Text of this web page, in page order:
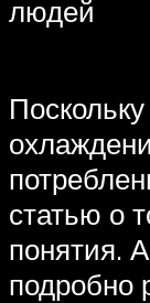
людей
статью о
понятия.
подробно